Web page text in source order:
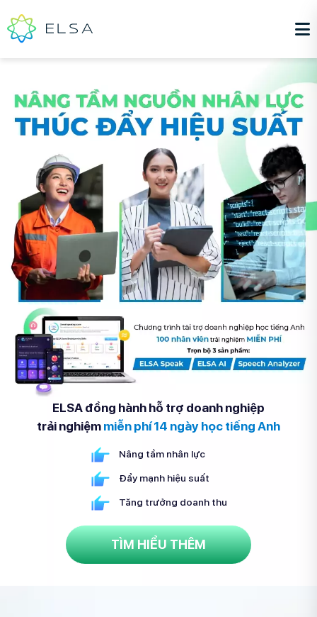
ELSA đồng hành hỗ trợ doanh nghiệp
trải nghiệmmiễn phí 14 ngày học tiếng Anh
Nâng tầm nhân lực
Đẩy mạnh hiệu suất
Tăng trưởng doanh thu
TÌM HIỂU THÊM